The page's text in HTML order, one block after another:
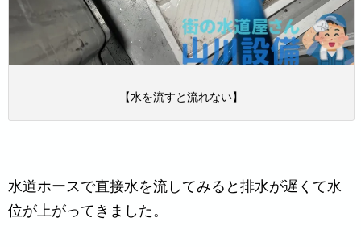
【水を流すと流れない】
水道ホースで直接水を流してみると排水が遅くて水
位が上がってきました。